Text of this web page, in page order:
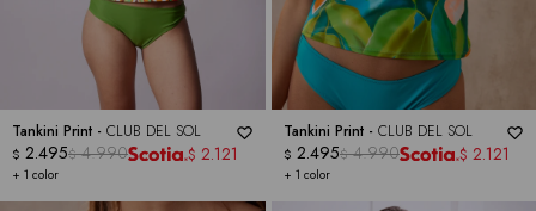
Tankini Print - CLUB DEL SOL
+ 1 color
$ 2.495$ 4.990 $ 2.121
Tankini Print - CLUB DEL SOL
+ 1 color
$ 2.495$ 4.990 $ 2.121